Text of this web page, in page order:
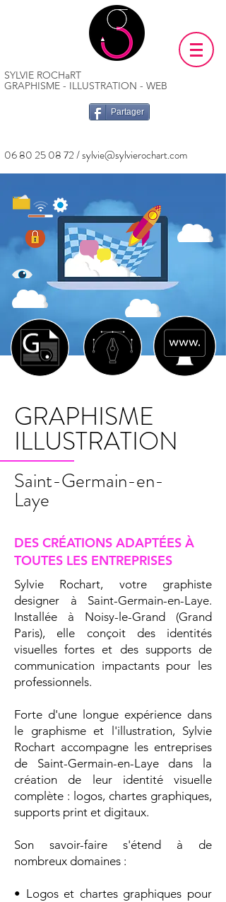
SYLVIE ROCHaRT
GRAPHISME - ILLUSTRATION - WEB
Partager
06 80 25 08 72/sylvie@sylvierochart.com
GRAPHISME
ILLUSTRATION
Saint-Germain-en-
Laye
DES CRÉATIONS ADAPTÉES À
TOUTES LES ENTREPRISES
Sylvie Rochart, votre graphiste
designer à Saint-Germain-en-Laye.
Installée à Noisy-le-Grand (Grand
Paris), elle conçoit des identités
visuelles fortes et des supports de
communication impactants pour les
professionnels.
Forte d'une longue expérience dans
le graphisme et l'illustration, Sylvie
Rochart accompagne les entreprises
de Saint-Germain-en-Laye dans la
création de leur identité visuelle
complète : logos, chartes graphiques,
supports print et digitaux.
Son savoir-faire s'étend à de
nombreux domaines :
• Logos et chartes graphiques pour